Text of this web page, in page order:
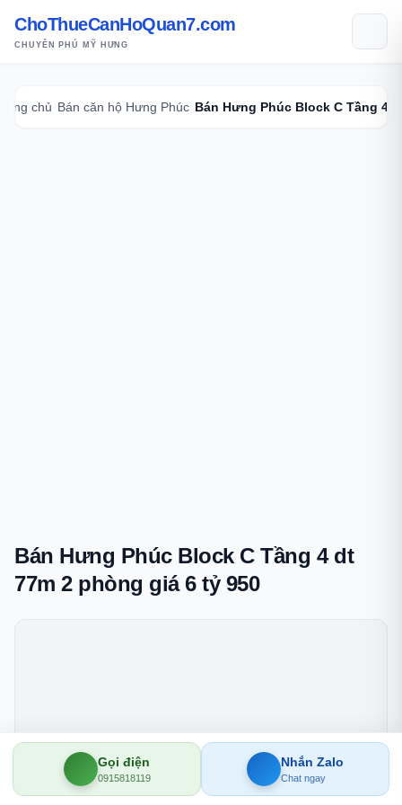
ChoThueCanHoQuan7.com
CHUYÊN PHÚ MỸ HƯNG
chủ Bán căn hộ Hưng Phúc Bán Hưng Phúc Block C Tầng 4
Bán Hưng Phúc Block C Tầng 4 dt
77m 2 phòng giá 6 tỷ 950
Gọi điện
0915818119
Nhắn Zalo
Chat ngay